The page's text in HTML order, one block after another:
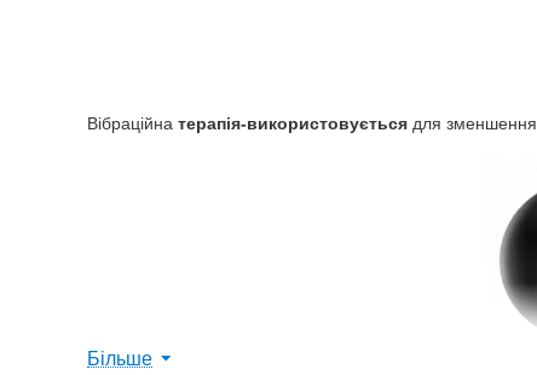
Вібраційна терапія-використовується для зменшення
Більше